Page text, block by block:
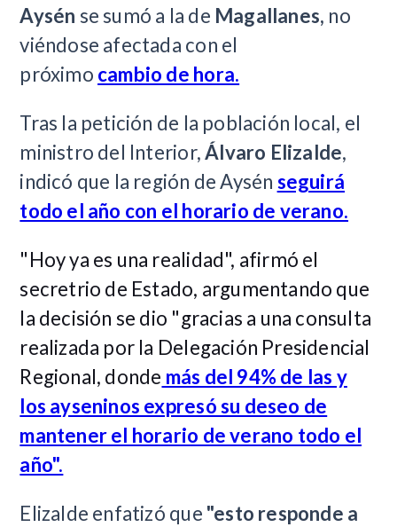
Aysén se sumó a la de Magallanes, no
viéndose afectada con el
próximo cambio de hora.
Tras la petición de la población local, el
ministro del Interior,Álvaro Elizalde,
indicó que la región de Aysén seguirá
todo el año con el horario de verano.
"Hoy ya es una realidad", afirmó el
secretrio de Estado, argumentando que
la decisión se dio "gracias a una consulta
realizada por la Delegación Presidencial
Regional, donde más del 94% de las y
los ayseninos expresó su deseo de
mantener el horario de verano todo el
año".
Elizalde enfatizó que "esto responde a